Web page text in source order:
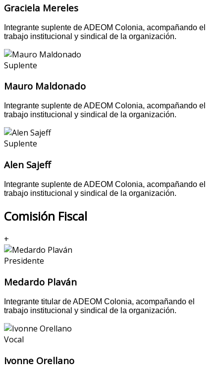
Graciela Mereles
Integrante suplente de ADEOM Colonia, acompañando el
trabajo institucional y sindical de la organización.
Suplente
Mauro Maldonado
Integrante suplente de ADEOM Colonia, acompañando el
trabajo institucional y sindical de la organización.
Suplente
Alen Sajeff
Integrante suplente de ADEOM Colonia, acompañando el
trabajo institucional y sindical de la organización.
Comisión Fiscal
+
Presidente
Medardo Plaván
Integrante titular de ADEOM Colonia, acompañando el
trabajo institucional y sindical de la organización.
Vocal
Ivonne Orellano